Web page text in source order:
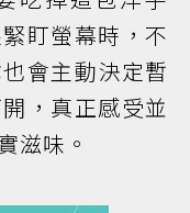
盯螢幕時，不
會主動決定暫
，真正感受並
滋味。